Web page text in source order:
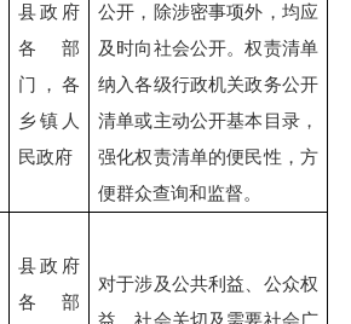
县政府
各部
门，各
乡镇人
民政府
公开，除涉密事项外，均应
及时向社会公开。权责清单
纳入各级行政机关政务公开
清单或主动公开基本目录，
强化权责清单的便民性，方
便群众查询和监督。
县政府
各部
对于涉及公共利益、公众权